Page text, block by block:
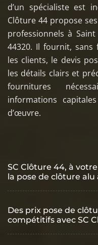
d’un spécialiste est
Clôture 44 propose
professionnels à
44320. Il fournit, sans
les clients, le devis
les détails clairs et
fournitures
informations
d’œuvre.
SC Clôture 44, à
la pose de clôture alu
Des prix pose de
compétitifs avec SC